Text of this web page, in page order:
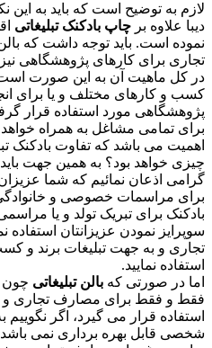
لازم به توضیح است که باید به این
دیبا علاوه بر چاپ بادکنک تبلیغاتی
نموده است. باید توجه داشت که
تجاری برای کارهای پژوهشگاهی
در کل ماهیت آن به این صورت است
کسب و کارهای مختلف و یا برای
پژوهشگاهی مورد استفاده قرار
برای تمامی مشاغل به همراه خواهد
اهمیت می باشد که تفاوت بادکنک
چیزی خواهد بود؟ به همین جهت
گرامی اذعان نمائیم که شما عزیزان
برای مراسمات خصوصی و
بادکنک برای تبریک تولد و یا
سوپرایز نمودن عزیزانتان
تجاری و به جهت تبلیغات برند و
استفاده نمایید.
اما در صورتی که بالن تبلیغاتی چون
فقط و فقط برای مصارف تجاری و
استفاده قرار می گیرد، اگر
شخصی قابل بهره برداری نمی باشد